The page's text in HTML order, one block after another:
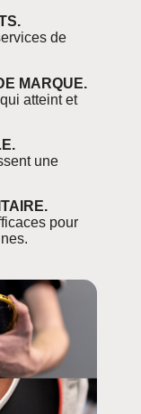
de
MARQUE.
atteint et
une
pour